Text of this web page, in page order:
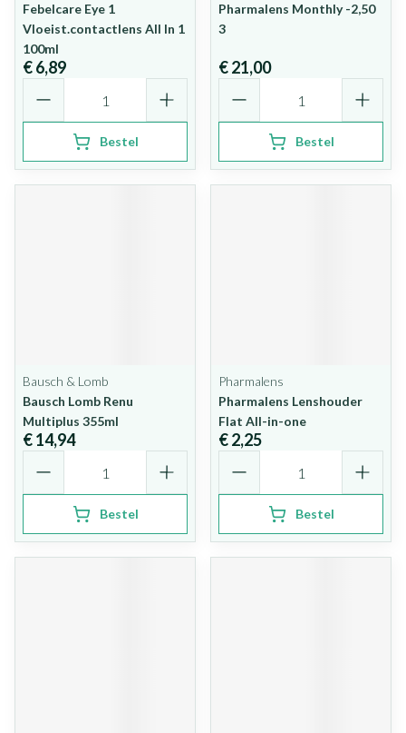
Febelcare Eye 1
Vloeist.contactlens All In 1
100ml
€ 6,89
Bestel
Pharmalens Monthly -2,50
3
€ 21,00
Bestel
Bausch & Lomb
Bausch Lomb Renu
Multiplus 355ml
€ 14,94
Bestel
Pharmalens
Pharmalens Lenshouder
Flat All-in-one
€ 2,25
Bestel